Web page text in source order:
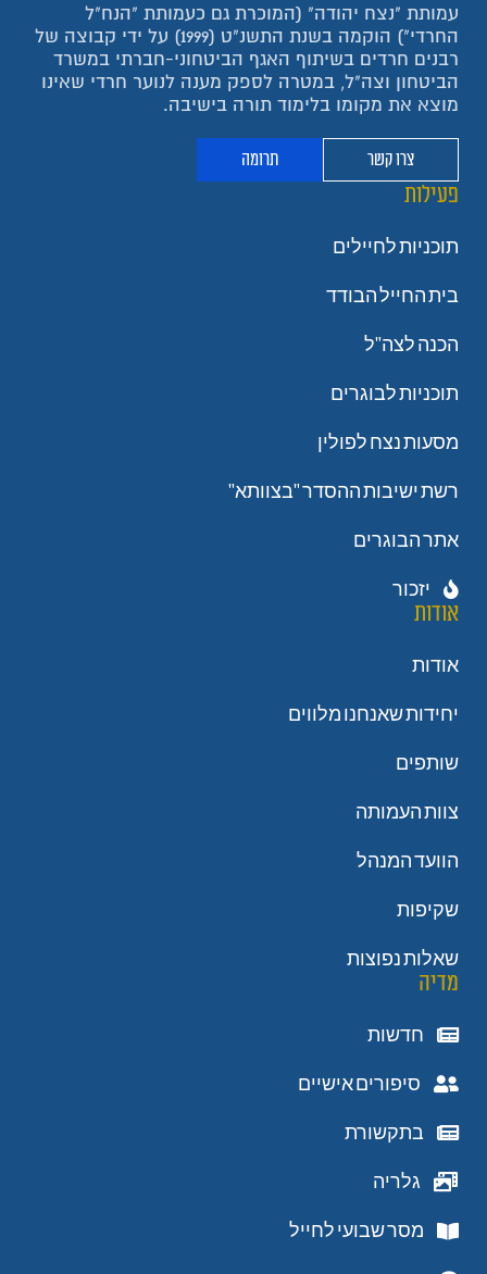
עמותת "נצח יהודה" (המוכרת גם כעמותת "הנח"ל
החרדי") הוקמה בשנת התשנ"ט (1999) על ידי קבוצה של
רבנים חרדים בשיתוף האגף הביטחוני-חברתי במשרד
הביטחון וצה"ל, במטרה לספק מענה לנוער חרדי שאינו
מוצא את מקומו בלימוד תורה בישיבה.
צרו קשר תרומה
פעילות
תוכניות לחיילים
בית החייל הבודד
הכנה לצה"ל
תוכניות לבוגרים
מסעות נצח לפולין
רשת ישיבות ההסדר "בצוותא"
אתר הבוגרים
יזכור
אודות
אודות
יחידות שאנחנו מלווים
שותפים
צוות העמותה
הוועד המנהל
שקיפות
שאלות נפוצות
מדיה
חדשות
סיפורים אישיים
בתקשורת
גלריה
מסר שבועי לחייל